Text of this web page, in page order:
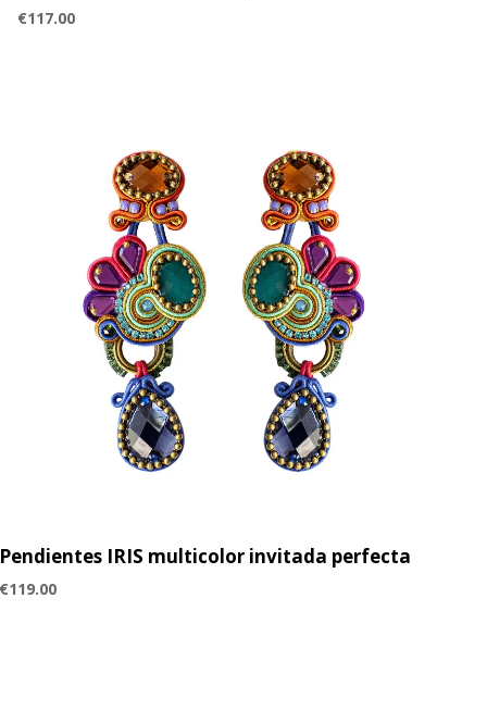
€117.00
Pendientes IRIS multicolor invitada perfecta
€119.00